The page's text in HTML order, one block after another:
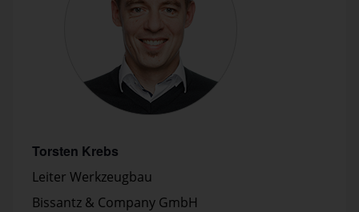
Torsten Krebs
Leiter Werkzeugbau
Bissantz & Company GmbH